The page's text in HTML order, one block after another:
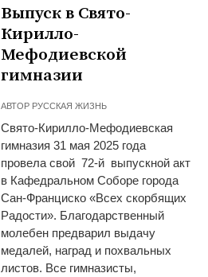
Выпуск в Свято-
Кирилло-
Мефодиевской
гимназии
АВТОР РУССКАЯ ЖИЗНЬ
Свято-Кирилло-Мефодиевская
гимназия 31 мая 2025 года
провела свой 72-й выпускной акт
в Кафедральном Соборе города
Сан-Франциско «Всех скорбящих
Радости». Благодарственный
молебен предварил выдачу
медалей, наград и похвальных
листов. Все гимназисты,